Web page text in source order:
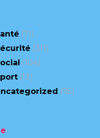
(71)
(311)
(104)
(13)
(95)